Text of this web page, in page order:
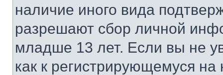
наличие иного вида
разрешают сбор личной
младше 13 лет. Если вы не
как к регистрирующемуся